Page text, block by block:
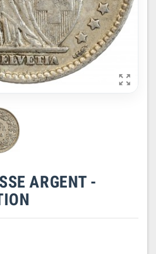

ARGENT -